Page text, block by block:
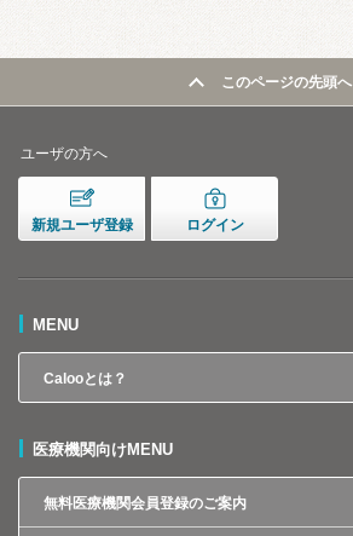
このページの先頭へ
ユーザの方へ
新規ユーザ登録 ログイン
MENU
Calooとは？
医療機関向けMENU
無料医療機関会員登録のご案内